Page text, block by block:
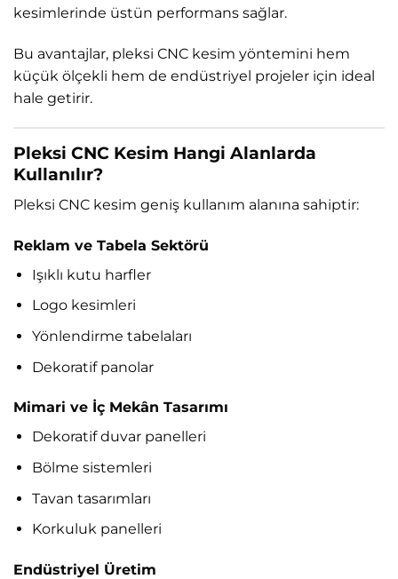
kesimlerinde üstün performans sağlar.
Bu avantajlar, pleksi CNC kesim yöntemini hem
küçük ölçekli hem de endüstriyel projeler için ideal
hale getirir.
Pleksi CNC Kesim Hangi Alanlarda
Kullanılır?
Pleksi CNC kesim geniş kullanım alanına sahiptir:
Reklam ve Tabela Sektörü
Işıklı kutu harfler
Logo kesimleri
Yönlendirme tabelaları
Dekoratif panolar
Mimari ve İç Mekân Tasarımı
Dekoratif duvar panelleri
Bölme sistemleri
Tavan tasarımları
Korkuluk panelleri
Endüstriyel Üretim